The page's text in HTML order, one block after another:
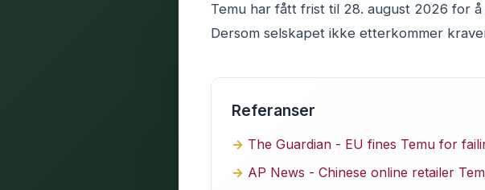
Temu har fått frist til 28. august 2026 for
Dersom selskapet ikke etterkommer
Referanser
The Guardian - EU fines Temu for
AP News - Chinese online retailer